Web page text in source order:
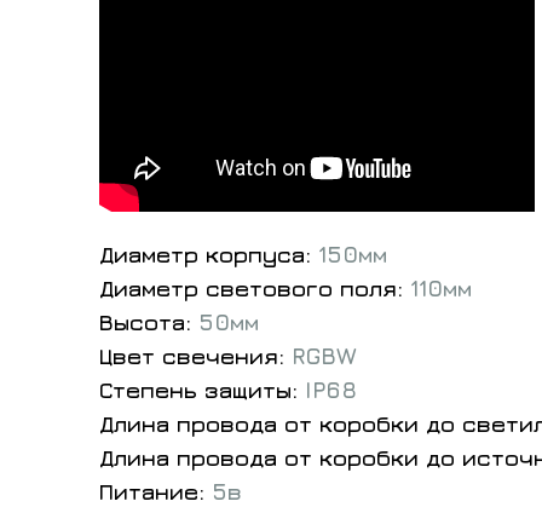
Диаметр корпуса: 150мм
Диаметр светового поля: 110мм
Высота: 50мм
Цвет свечения: RGBW
Степень защиты: IP68
Длина провода от коробки до
Длина провода от коробки до
Питание: 5в